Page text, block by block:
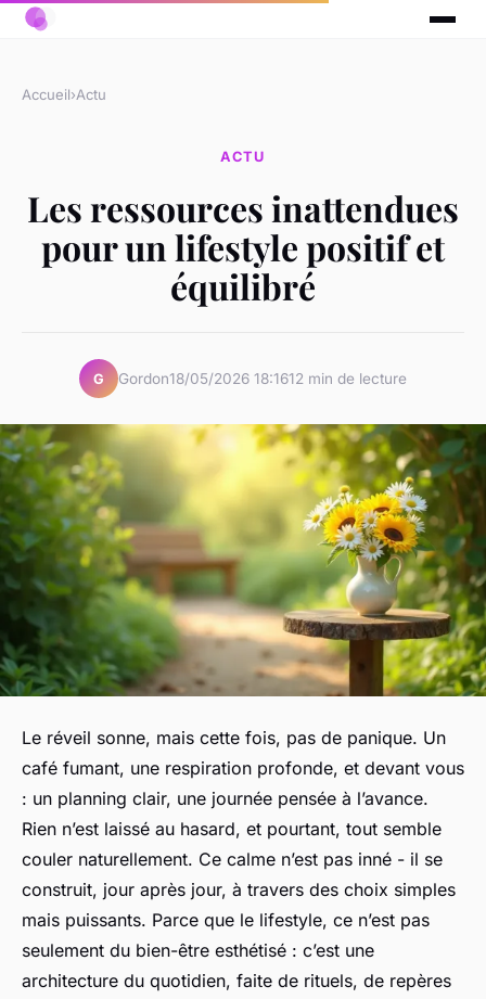
Accueil›Actu
ACTU
Les ressources inattendues
pour un lifestyle positif et
équilibré
G Gordon18/05/2026 18:1612 min de lecture
Le réveil sonne, mais cette fois, pas de panique. Un
café fumant, une respiration profonde, et devant vous
: un planning clair, une journée pensée à l’avance.
Rien n’est laissé au hasard, et pourtant, tout semble
couler naturellement. Ce calme n’est pas inné - il se
construit, jour après jour, à travers des choix simples
mais puissants. Parce que le lifestyle, ce n’est pas
seulement du bien-être esthétisé : c’est une
architecture du quotidien, faite de rituels, de repères